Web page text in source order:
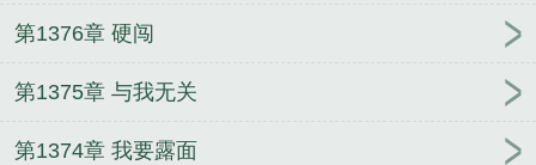
读
权力医途叶凌冰全文免费阅读最新章节更新时间
权力医途林凡叶凌冰
权力全
文阅读免费阅读 权力权力征途全文阅读
权利途佂
被赶往封地就藩，陛下何故谋反？
渣总
第1376章 硬闯
第1375章 与我无关
第1374章 我要露面